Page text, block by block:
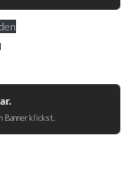
Banner klickst.